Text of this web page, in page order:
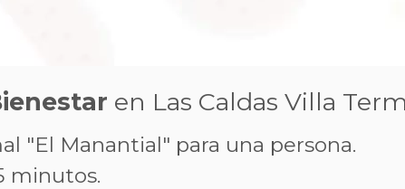
en Las Caldas Villa
"El Manantial" para una persona.
minutos.